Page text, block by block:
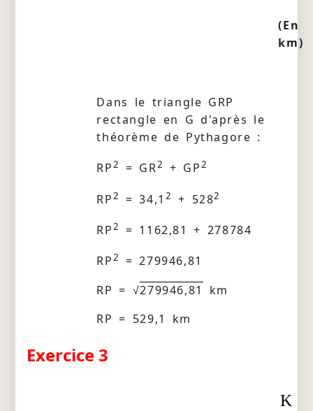
(En
km)
Dans le triangle GRP
rectangle en G d'après le
théorème de Pythagore :
RP2 = GR2 + GP2
RP2 = 34,1 2 + 5282
RP2 = 1162,81 + 278784
RP2
= 279946,81
RP = √279946,81
km
RP = 529,1 km
Exercice 3
K